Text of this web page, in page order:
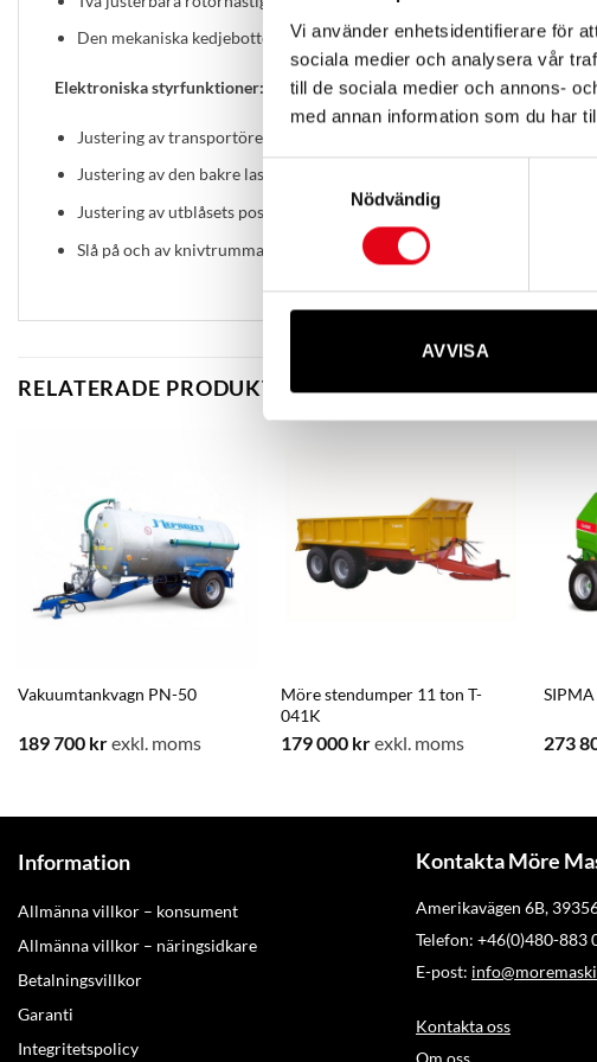
Vi använder enhetsidentifierare för
sociala medier och analysera vår
till de sociala medier och annons-
med annan information som du har
Samtyckesval
Nödvändig
AVVISA
Den mekaniska kedjebotten- transportören kan arbeta med variabel,
Elektroniska styrfunktioner:
Justering av transportörens hastighet och riktning
Justering av den bakre lastluckans position
Justering av utblåsets position och höjdinställning
Slå på och av knivtrumman.
RELATERADE PRODUKTER
Vakuumtankvagn PN-50
189 700 krexkl. moms
Möre stendumper 11 ton T-
041K
179 000 krexkl. moms
SIPMA
273
Information
Allmänna villkor – konsument
Allmänna villkor – näringsidkare
Betalningsvillkor
Garanti
Integritetspolicy
Kontakta Möre
Amerikavägen 6B,
Telefon: +46(0)480-883
E-post:
Kontakta oss
Om oss